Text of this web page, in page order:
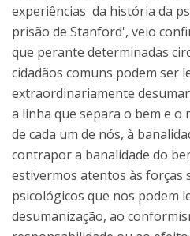
experiências da história da
prisão de Stanford', veio
que perante determinadas
cidadãos comuns podem ser
extraordinariamente
a linha que separa o bem e o
de cada um de nós, à
contrapor a banalidade do
estivermos atentos às forças
psicológicos que nos podem
desumanização, ao